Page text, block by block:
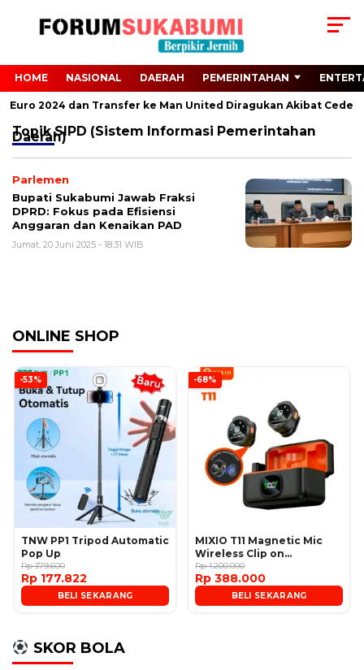
HOME NASIONAL DAERAH PEMERINTAHAN
2024 dan Transfer ke Man United Diragukan Akibat Cedera
TopikSIPD (Sistem Informasi Pemerintahan
Daerah)
Parlemen
Bupati Sukabumi Jawab Fraksi
DPRD: Fokus pada Efisiensi
Anggaran dan Kenaikan PAD
Jumat, 20 Juni 2025 - 18:31 WIB
ONLINE SHOP
-53%
TNW PP1 Tripod Automatic
Pop Up
Rp 379.600
Rp 177.822
BELI SEKARANG
-68%
MIXIO T11 Magnetic Mic
Wireless Clip on
Microphone
Rp 1.200.000
Rp 388.000
BELI SEKARANG
SKOR BOLA